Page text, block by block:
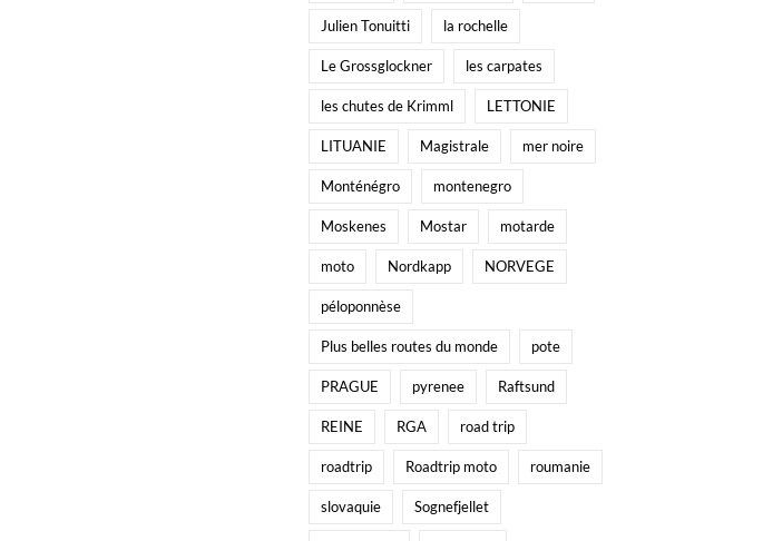
Julien Tonuitti la rochelle
Le Grossglockner les carpates
les chutes de Krimml LETTONIE
LITUANIE Magistrale mer noire
Monténégro montenegro
Moskenes Mostar motarde
moto Nordkapp NORVEGE
péloponnèse
Plus belles routes du monde pote
PRAGUE pyrenee Raftsund
REINE RGA road trip
roadtrip Roadtrip moto roumanie
slovaquie Sognefjellet